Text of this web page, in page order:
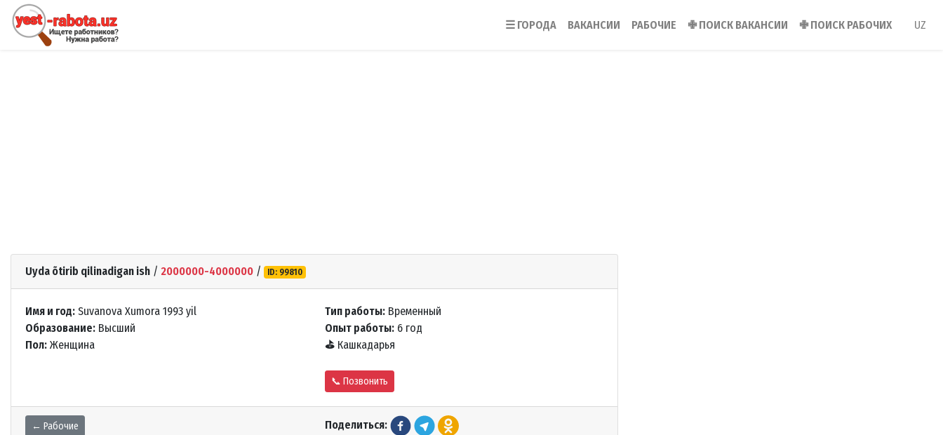
☰ ГОРОДА ВАКАНСИИ РАБОЧИЕ ✙ПОИСК ВАКАНСИИ ✙ПОИСК РАБОЧИХ UZ
Uyda õtirib qilinadigan ish / 2000000-4000000 / ID: 99810
Имя и год: Suvanova Xumora 1993 yil
Образование: Высший
Пол: Женщина
Тип работы: Временный
Опыт работы: 6 год
⛳ Кашкадарья
📞 Позвонить
← Рабочие Поделиться: